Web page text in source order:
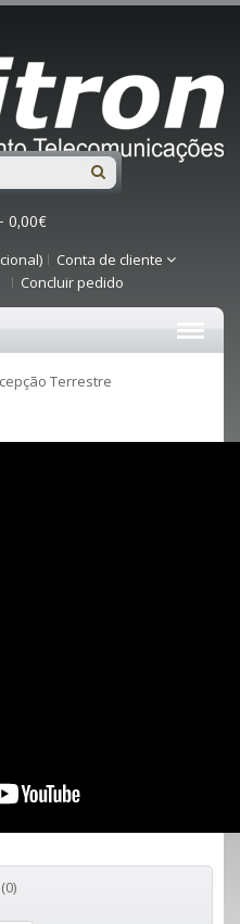
0,00€
Conta de cliente
Concluir pedido
Terrestre